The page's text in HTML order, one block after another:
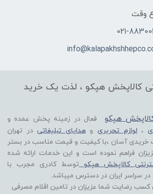
وقت
021-
کالاپخش هپکو ، لذت یک خرید
هپکو
فعال در زمینه پخش عمده و
، لوازم تحریری وهدایای تبلیغاتیدر تهران
خریدی آسان ،با کیفیت و قیمت مناسب در بستر
فراهم نموده است و این خدمات ارائه شده
کالاپخش هپکو
توسط کادری مجرب با
کسب رضایت شما عزیزان در تامین اقلام مصرفی